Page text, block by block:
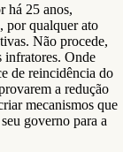
há 25 anos,
por qualquer ato
Não procede,
infratores. Onde
de reincidência do
a redução
mecanismos que
governo para a